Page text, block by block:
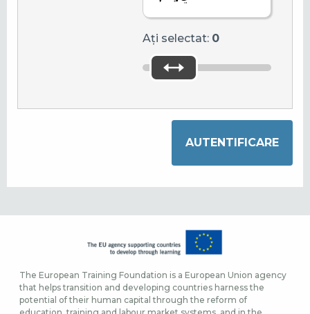
Ați selectat: 0
The European Training Foundation is a European Union agency
that helps transition and developing countries harness the
potential of their human capital through the reform of